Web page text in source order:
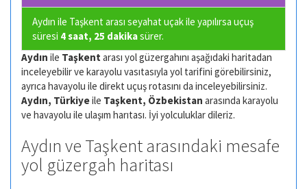
Aydın ile Taşkent arası seyahat uçak ile yapılırsa uçuş
süresi 4 saat, 25 dakikasürer.
Aydın ile Taşkent arası yol güzergahını aşağıdaki haritadan
inceleyebilir ve karayolu vasıtasıyla yol tarifini görebilirsiniz,
ayrıca havayolu ile direkt uçuş rotasını da inceleyebilirsiniz.
Aydın, Türkiyeile Taşkent, Özbekistan arasında karayolu
ve havayolu ile ulaşım harıtası. İyi yolculuklar dileriz.
Aydın ve Taşkent arasındaki mesafe
yol güzergah haritası